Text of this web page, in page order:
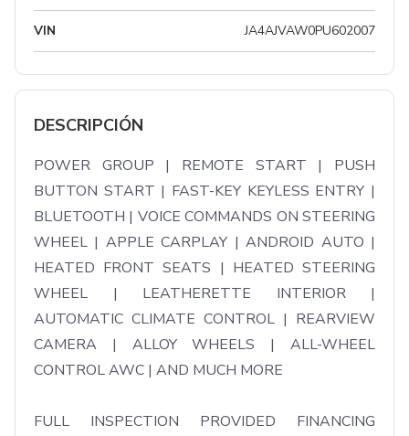
VIN JA4AJVAW0PU602007
DESCRIPCIÓN
POWER GROUP | REMOTE START | PUSH
BUTTON START | FAST-KEY KEYLESS ENTRY |
BLUETOOTH | VOICE COMMANDS ON STEERING
WHEEL | APPLE CARPLAY | ANDROID AUTO |
HEATED FRONT SEATS | HEATED STEERING
WHEEL | LEATHERETTE INTERIOR |
AUTOMATIC CLIMATE CONTROL | REARVIEW
CAMERA | ALLOY WHEELS | ALL-WHEEL
CONTROL AWC | AND MUCH MORE
FULL INSPECTION PROVIDED FINANCING